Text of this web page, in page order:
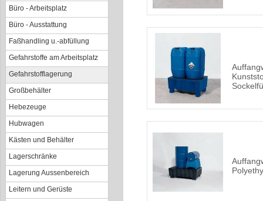
Büro - Arbeitsplatz
Büro - Ausstattung
Faßhandling u.-abfüllung
Gefahrstoffe am Arbeitsplatz
Gefahrstofflagerung
Großbehälter
Hebezeuge
Hubwagen
Kästen und Behälter
Lagerschränke
Lagerung Aussenbereich
Leitern und Gerüste